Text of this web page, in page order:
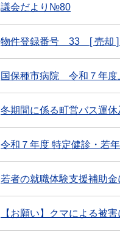
議会だより№80
物件登録番号 33 [ 売却
国保種市病院 令和７年度
冬期間に係る町営バス運
令和７年度 特定健診・若
若者の就職体験支援補助金
【お願い】クマによる被